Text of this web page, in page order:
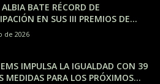
BATE RÉCORD DE
EN SUS III PREMIOS DE...
de 2026
IMPULSA LA IGUALDAD CON 39
MEDIDAS PARA LOS PRÓXIMOS...